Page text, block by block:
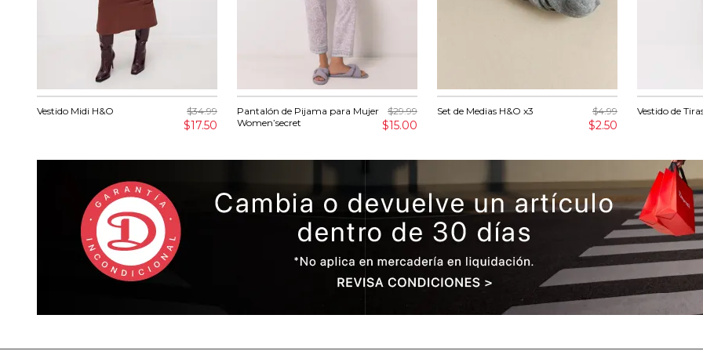
Vestido Midi H&O $34.99
$17.50
Pantalón de Pijama para Mujer
Women’secret
$29.99
$15.00
Set de Medias H&O x3 $4.99
$2.50
Vestido de